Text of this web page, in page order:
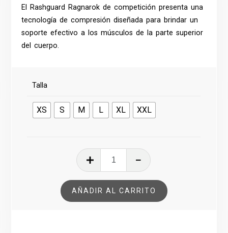
El Rashguard Ragnarok de competición presenta una
tecnología de compresión diseñada para brindar un
soporte efectivo a los músculos de la parte superior
del cuerpo.
Talla
XS S M L XL XXL
RASHGUARD
RAGNAROK
ROJO
cantidad
AÑADIR AL CARRITO